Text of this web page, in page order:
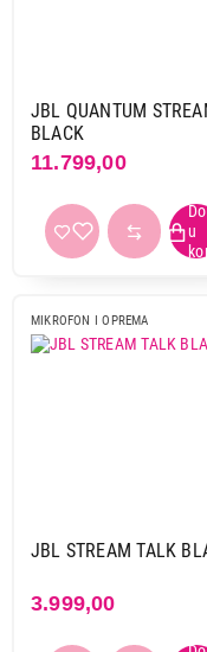
JBL QUANTUM
BLACK
11.799,00
MIKROFON I OPREMA
JBL STREAM TALK
3.999,00